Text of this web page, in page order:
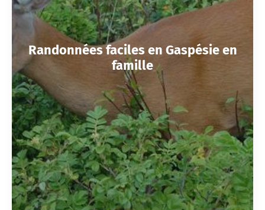
Randonnées faciles en Gaspésie en
famille